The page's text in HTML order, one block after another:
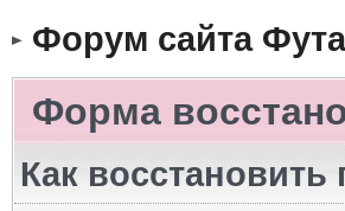
Форум сайта
Форма
Как восстановить